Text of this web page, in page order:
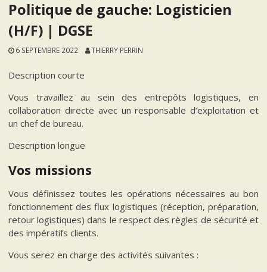
Politique de gauche: Logisticien
(H/F) | DGSE
6 SEPTEMBRE 2022 THIERRY PERRIN
Description courte
Vous travaillez au sein des entrepôts logistiques, en
collaboration directe avec un responsable d’exploitation et
un chef de bureau.
Description longue
Vos missions
Vous définissez toutes les opérations nécessaires au bon
fonctionnement des flux logistiques (réception, préparation,
retour logistiques) dans le respect des règles de sécurité et
des impératifs clients.
Vous serez en charge des activités suivantes :